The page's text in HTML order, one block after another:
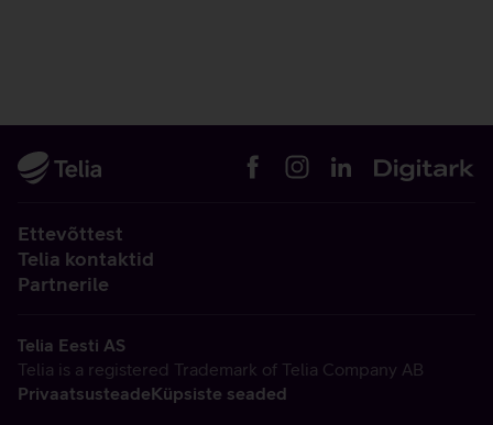
Ettevõttest
Telia kontaktid
Partnerile
Telia Eesti AS
Telia is a registered Trademark of Telia Company AB
PrivaatsusteadeKüpsiste seaded